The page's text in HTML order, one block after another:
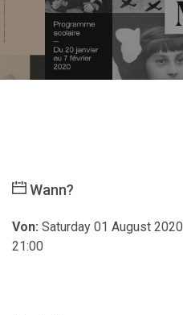
Wann?
Von: Saturday 01 August 2020
21:00